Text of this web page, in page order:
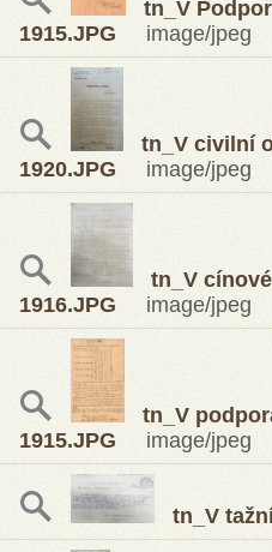
tn_V
1915.JPG image/jpeg
tn_V civilní
1920.JPG image/jpeg
tn_V
1916.JPG image/jpeg
tn_V
1915.JPG image/jpeg
tn_V